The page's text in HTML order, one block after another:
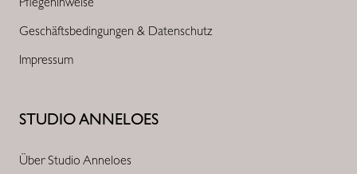
STUDIO ANNELOES
Über Studio Anneloes
Geschäftsbedingungen & Datenschutz
Impressum